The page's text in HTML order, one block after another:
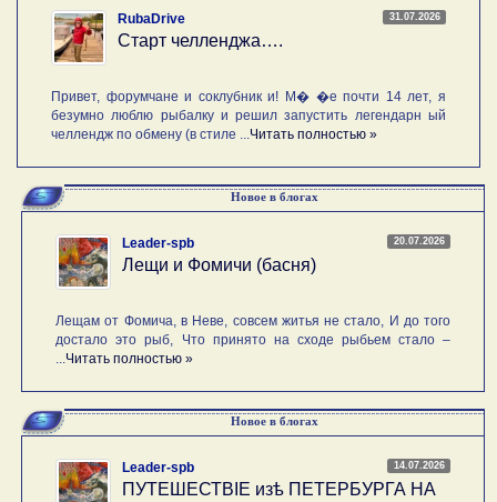
31.07.2026
RubaDrive
Старт челленджа….
Привет, форумчане и соклубник и! М� �е почти 14 лет, я
безумно люблю рыбалку и решил запустить легендарн ый
челлендж по обмену (в стиле ... Читать полностью »
Новое в блогах
20.07.2026
Leader-spb
Лещи и Фомичи (басня)
Лещам от Фомича, в Неве, совсем житья не стало, И до того
достало это рыб, Что принято на сходе рыбьем стало –
Читать полностью »
Новое в блогах
14.07.2026
Leader-spb
ПУТЕШЕСТВIE изѣ ПЕТЕРБУРГА НА